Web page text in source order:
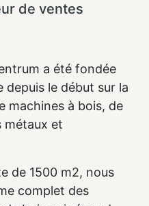
de ventes
a été fondée
depuis le début sur la
machines à bois, de
métaux et
de 1500 m2, nous
complet des